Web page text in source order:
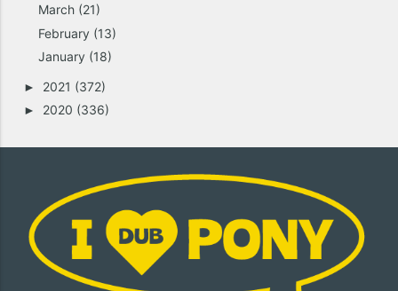
March (21)
February (13)
January (18)
► 2021 (372)
► 2020 (336)